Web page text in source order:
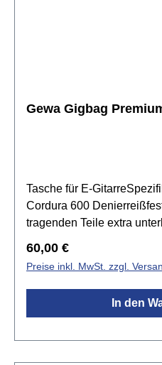
Gewa Gigbag
Tasche für E-
Cordura 600
tragenden Teile extra
mit Zarge,
Protection System)
verstellbare, fest
gefütterter Komfortgriff &
Wabeninnenfutter,
Regulärer Preis:
60,00 €
Preise inkl. MwSt. zzgl.
In den